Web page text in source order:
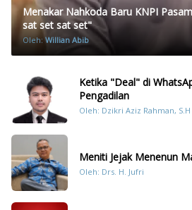
Menakar Nahkoda Baru KNPI
sat set sat set"
Oleh:Willian Abib
Ketika "Deal" di
Pengadilan
Oleh: Dzikri Aziz Rahman, S.H
Meniti Jejak Menenun
Oleh: Drs. H. Jufri